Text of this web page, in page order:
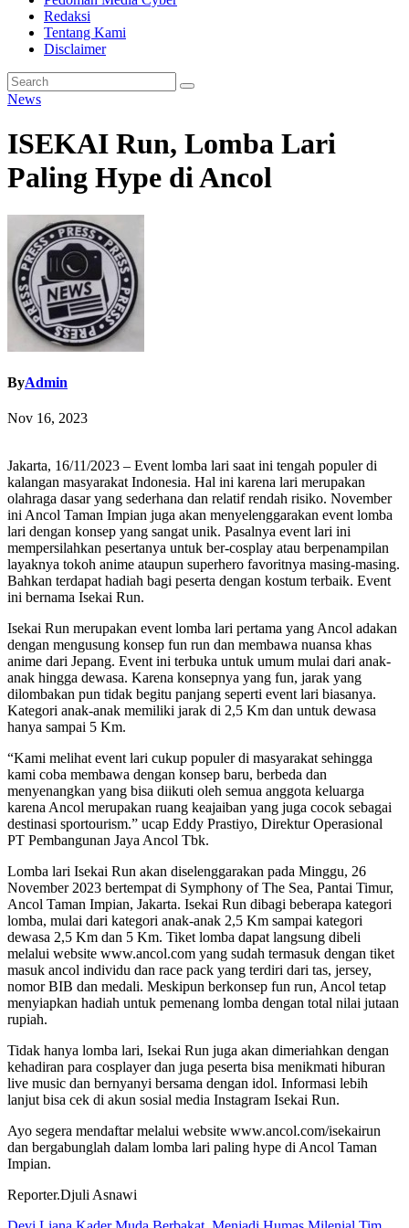
Redaksi
Tentang Kami
Disclaimer
News
ISEKAI Run, Lomba Lari
Paling Hype di Ancol
ByAdmin
Nov 16, 2023
Jakarta, 16/11/2023 – Event lomba lari saat ini tengah populer di
kalangan masyarakat Indonesia. Hal ini karena lari merupakan
olahraga dasar yang sederhana dan relatif rendah risiko. November
ini Ancol Taman Impian juga akan menyelenggarakan event lomba
lari dengan konsep yang sangat unik. Pasalnya event lari ini
mempersilahkan pesertanya untuk ber-cosplay atau berpenampilan
layaknya tokoh anime ataupun superhero favoritnya masing-masing.
Bahkan terdapat hadiah bagi peserta dengan kostum terbaik. Event
ini bernama Isekai Run.
Isekai Run merupakan event lomba lari pertama yang Ancol adakan
dengan mengusung konsep fun run dan membawa nuansa khas
anime dari Jepang. Event ini terbuka untuk umum mulai dari anak-
anak hingga dewasa. Karena konsepnya yang fun, jarak yang
dilombakan pun tidak begitu panjang seperti event lari biasanya.
Kategori anak-anak memiliki jarak di 2,5 Km dan untuk dewasa
hanya sampai 5 Km.
“Kami melihat event lari cukup populer di masyarakat sehingga
kami coba membawa dengan konsep baru, berbeda dan
menyenangkan yang bisa diikuti oleh semua anggota keluarga
karena Ancol merupakan ruang keajaiban yang juga cocok sebagai
destinasi sportourism.” ucap Eddy Prastiyo, Direktur Operasional
PT Pembangunan Jaya Ancol Tbk.
Lomba lari Isekai Run akan diselenggarakan pada Minggu, 26
November 2023 bertempat di Symphony of The Sea, Pantai Timur,
Ancol Taman Impian, Jakarta. Isekai Run dibagi beberapa kategori
lomba, mulai dari kategori anak-anak 2,5 Km sampai kategori
dewasa 2,5 Km dan 5 Km. Tiket lomba dapat langsung dibeli
melalui website www.ancol.com yang sudah termasuk dengan tiket
masuk ancol individu dan race pack yang terdiri dari tas, jersey,
nomor BIB dan medali. Meskipun berkonsep fun run, Ancol tetap
menyiapkan hadiah untuk pemenang lomba dengan total nilai jutaan
rupiah.
Tidak hanya lomba lari, Isekai Run juga akan dimeriahkan dengan
kehadiran para cosplayer dan juga peserta bisa menikmati hiburan
live music dan bernyanyi bersama dengan idol. Informasi lebih
lanjut bisa cek di akun sosial media Instagram Isekai Run.
Ayo segera mendaftar melalui website www.ancol.com/isekairun
dan bergabunglah dalam lomba lari paling hype di Ancol Taman
Impian.
Reporter.Djuli Asnawi